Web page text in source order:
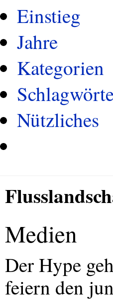
Einstieg
Jahre
Kategorien
Nützliches
Medien
Der Hype
feiern den